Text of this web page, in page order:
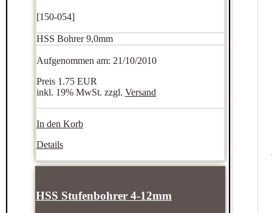
[150-054]
HSS Bohrer 9,0mm
Aufgenommen am: 21/10/2010
Preis 1.75 EUR
inkl. 19% MwSt. zzgl. Versand
In den Korb
Details
HSS Stufenbohrer 4-12mm